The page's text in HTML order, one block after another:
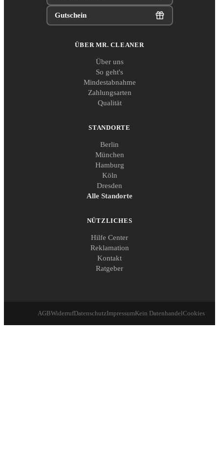
Gutschein
ÜBER MR. CLEANER
Über uns
So geht's
Mindestabnahme
Zahlungsarten
Qualität
STANDORTE
Berlin
München
Hamburg
Köln
Dresden
Alle Standorte
NÜTZLICHES
Hilfe Center
Reklamation
Kontakt
Ratgeber
AGBWiderrufDatenschutzImpressumKein DatenhandelCookies